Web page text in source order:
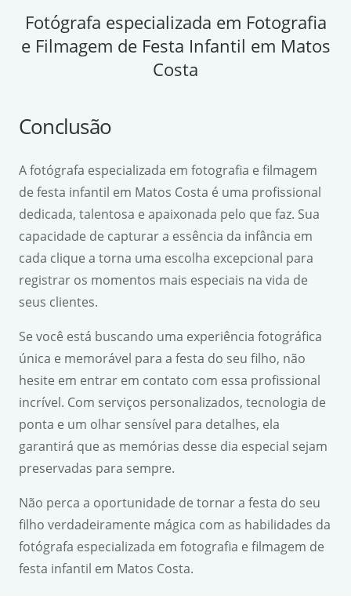
Fotógrafa especializada em Fotografia
e Filmagem de Festa Infantil em Matos
Costa
Conclusão
A fotógrafa especializada em fotografia e filmagem
de festa infantil em Matos Costa é uma profissional
dedicada, talentosa e apaixonada pelo que faz. Sua
capacidade de capturar a essência da infância em
cada clique a torna uma escolha excepcional para
registrar os momentos mais especiais na vida de
seus clientes.
Se você está buscando uma experiência fotográfica
única e memorável para a festa do seu filho, não
hesite em entrar em contato com essa profissional
incrível. Com serviços personalizados, tecnologia de
ponta e um olhar sensível para detalhes, ela
garantirá que as memórias desse dia especial sejam
preservadas para sempre.
Não perca a oportunidade de tornar a festa do seu
filho verdadeiramente mágica com as habilidades da
fotógrafa especializada em fotografia e filmagem de
festa infantil em Matos Costa.